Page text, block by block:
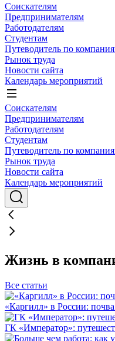
Соискателям
Предпринимателям
Работодателям
Студентам
Путеводитель по
Рынок труда
Новости сайта
Календарь мероприятий
Соискателям
Предпринимателям
Работодателям
Студентам
Путеводитель по
Рынок труда
Новости сайта
Календарь мероприятий
Жизнь в
Все статьи
«Каргилл» в России: почва
ГК «Император»: